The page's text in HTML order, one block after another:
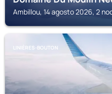
Ambillou, 14 agosto 2026, 2
LINIÈRES-BOUTON